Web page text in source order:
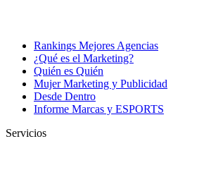
Rankings Mejores Agencias
¿Qué es el Marketing?
Quién es Quién
Mujer Marketing y Publicidad
Desde Dentro
Informe Marcas y ESPORTS
Servicios